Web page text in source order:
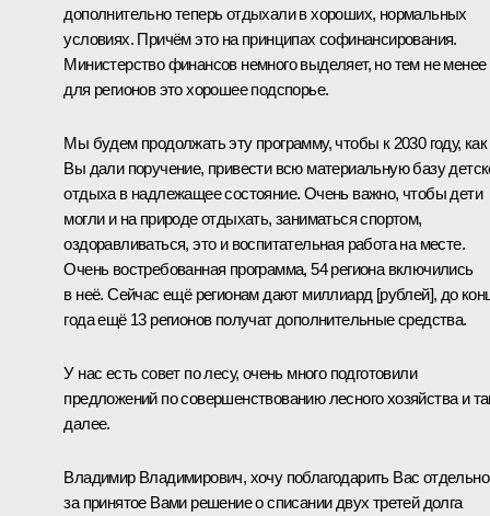
дополнительно теперь отдыхали в хороших, нормальных
условиях. Причём это на принципах софинансирования.
Министерство финансов немного выделяет, но тем не менее
для регионов это хорошее подспорье.
Мы будем продолжать эту программу, чтобы к 2030 году, как
Вы дали поручение, привести всю материальную базу
отдыха в надлежащее состояние. Очень важно, чтобы дети
могли и на природе отдыхать, заниматься спортом,
оздоравливаться, это и воспитательная работа на месте.
Очень востребованная программа, 54 региона включились
в неё. Сейчас ещё регионам дают миллиард [рублей], до
года ещё 13 регионов получат дополнительные средства.
У нас есть совет по лесу, очень много подготовили
предложений по совершенствованию лесного хозяйства и
далее.
Владимир Владимирович, хочу поблагодарить Вас отдельно
за принятое Вами решение о списании двух третей долга